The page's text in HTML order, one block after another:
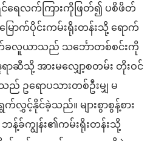
င်ရေလက်ကြားကိုဖြတ်၍ ပစိဖိတ်
ာက်ပိုင်းကမ်းရိုးတန်းသို့ ရောက်
ခလူယာသည် သင်္ဘောတစ်စင်းကို
ာဆီသို့ အားမလျှော့စတမ်း တိုးဝင်
ဥရောပသားတစ်ဦးမျှ မ
င့်နိုင်ခဲ့သည်။ များစွာစွန့်စား
န့်ခ်ကျွန်း၏ကမ်းရိုးတန်းသို့